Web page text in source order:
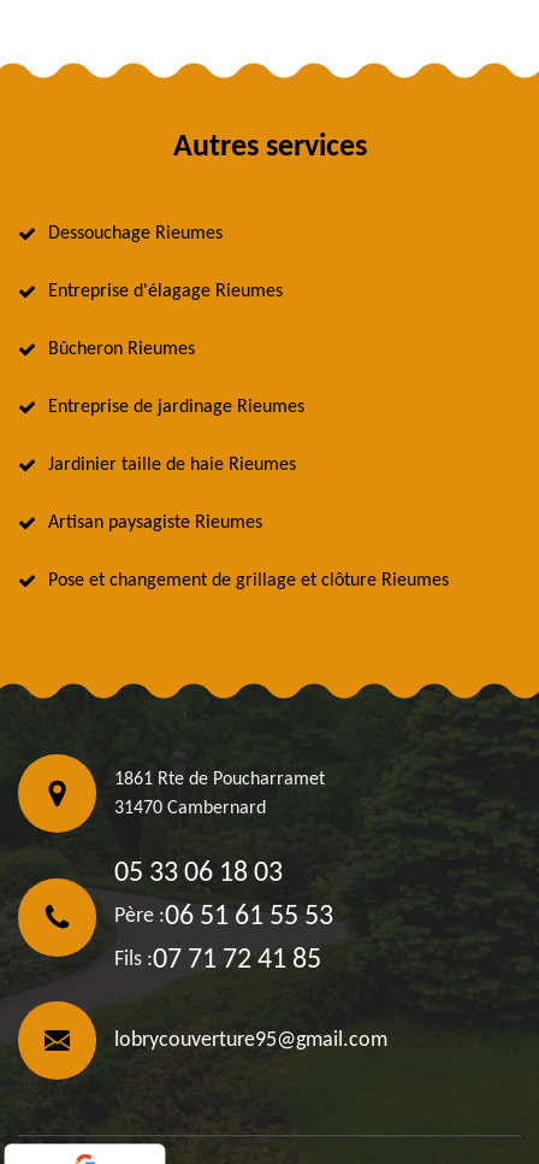
Autres services
Dessouchage Rieumes
Entreprise d'élagage Rieumes
Bûcheron Rieumes
Entreprise de jardinage Rieumes
Jardinier taille de haie Rieumes
Artisan paysagiste Rieumes
Pose et changement de grillage et clôture Rieumes
1861 Rte de Poucharramet
31470 Cambernard
05 33 06 18 03
Père :06 51 61 55 53
Fils :07 71 72 41 85
lobrycouverture95@gmail.com